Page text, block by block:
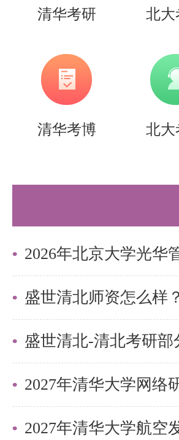
（3）申请硕士生的
的须出示本科和硕
发的成绩单原件或
络远程方式宣读或
过程录音录像存档。
3、未尽事宜参见《
以上是关于【2025
究生综合考核实施
准备考研清北的同
清华考研 北大
清华考博 北大
盛世清北师资怎么样？
盛世清北-清北考研部